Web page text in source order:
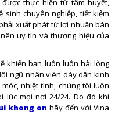
thực hiện từ tâm huyết,
sinh chuyên nghiệp, tiết kiệm
xuất phát từ lợi nhuận bán
uy tín và thương hiệu của
khiến bạn luôn luôn hài lòng
ngũ nhân viên dày dặn kinh
nhiệt tình, chúng tôi luôn
lúc mọi nơi 24/24. Do đó khi
khong on hãy đến với Vina